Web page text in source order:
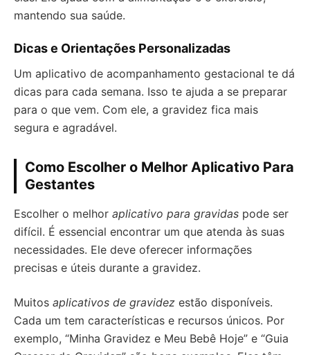
mantendo sua saúde.
Dicas e Orientações Personalizadas
Um aplicativo de acompanhamento gestacional te dá
dicas para cada semana. Isso te ajuda a se preparar
para o que vem. Com ele, a gravidez fica mais
segura e agradável.
Como Escolher o Melhor Aplicativo Para
Gestantes
Escolher o melhor aplicativo para gravidas pode ser
difícil. É essencial encontrar um que atenda às suas
necessidades. Ele deve oferecer informações
precisas e úteis durante a gravidez.
Muitos aplicativos de gravidez estão disponíveis.
Cada um tem características e recursos únicos. Por
exemplo, “Minha Gravidez e Meu Bebê Hoje” e “Guia